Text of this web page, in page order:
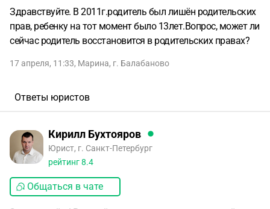
Здравствуйте. В 2011г.родитель был лишён родительских
прав, ребенку на тот момент было 13лет.Вопрос, может ли
сейчас родитель восстановится в родительских правах?
17 апреля, 11:33, Марина, г. Балабаново
Ответы юристов
Кирилл Бухтояров
Юрист, г. Санкт-Петербург
рейтинг8.4
Общаться в чате